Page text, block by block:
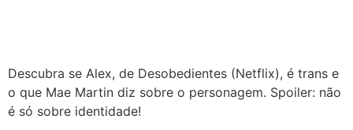
Descubra se Alex, de Desobedientes (Netflix), é trans e
o que Mae Martin diz sobre o personagem. Spoiler: não
é só sobre identidade!